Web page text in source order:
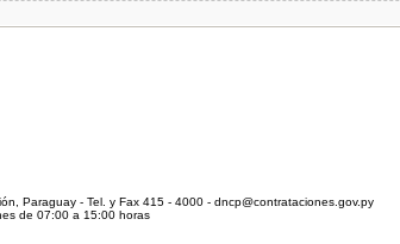
Paraguay - Tel. y Fax 415 - 4000 - dncp@contrataciones.gov.py
de 07:00 a 15:00 horas